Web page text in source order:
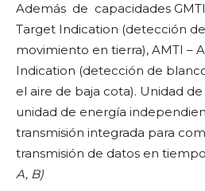
Además de capacidades
Target Indication (detección
movimiento en tierra), AMTI –
Indication (detección de
el aire de baja cota). Unidad
unidad de energía
transmisión integrada para
transmisión de datos en
A, B)